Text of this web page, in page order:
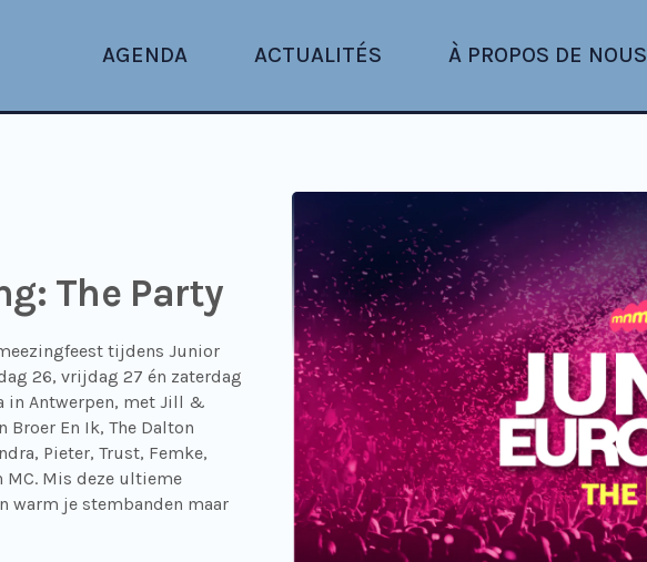
AGENDA ACTUALITÉS À PROPOS DE NOUS
The Party
tijdens Junior
26, vrijdag 27 én zaterdag
in Antwerpen, met Jill &
Broer En Ik, The Dalton
Pieter, Trust, Femke,
MC. Mis deze ultieme
warm je stembanden maar